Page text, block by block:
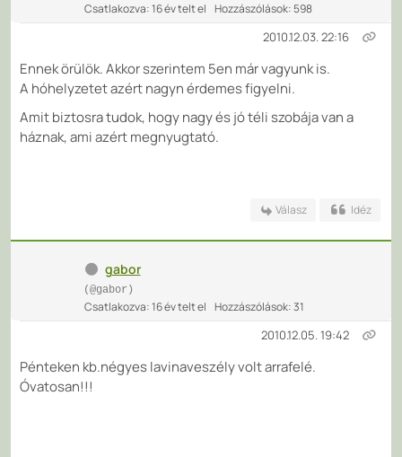
Csatlakozva: 16 év telt el Hozzászólások: 598
2010.12.03. 22:16
Ennek örülök. Akkor szerintem 5en már vagyunk is.
A hóhelyzetet azért nagyn érdemes figyelni.
Amit biztosra tudok, hogy nagy és jó téli szobája van a
háznak, ami azért megnyugtató.
Válasz Idéz
gabor
(@gabor)
Csatlakozva: 16 év telt el Hozzászólások: 31
2010.12.05. 19:42
Pénteken kb.négyes lavinaveszély volt arrafelé.
Óvatosan!!!